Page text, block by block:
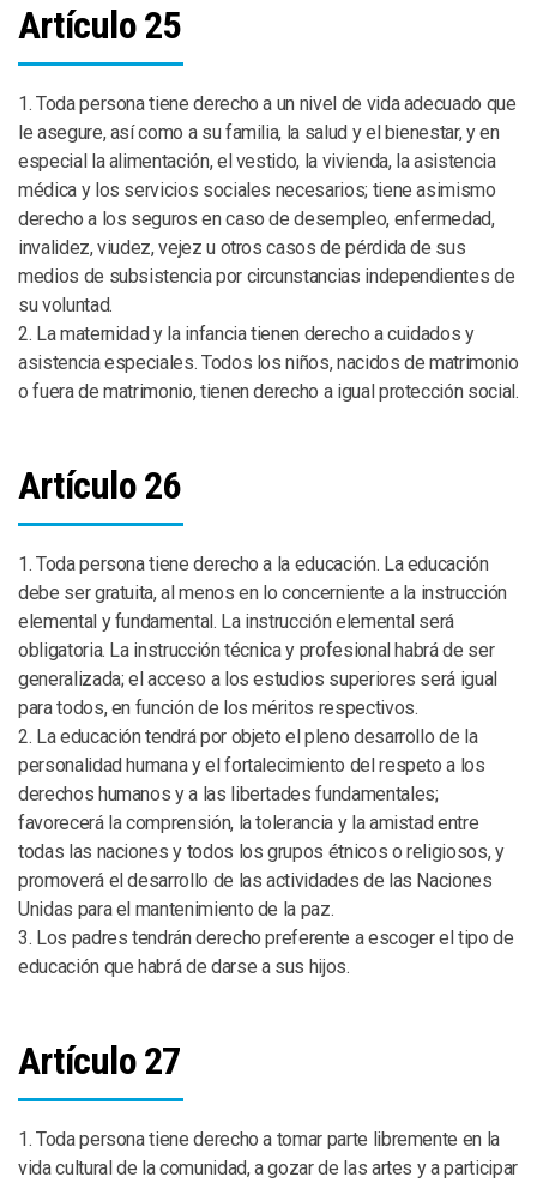
Artículo 25
1. Toda persona tiene derecho a un nivel de vida adecuado que
le asegure, así como a su familia, la salud y el bienestar, y en
especial la alimentación, el vestido, la vivienda, la asistencia
médica y los servicios sociales necesarios; tiene asimismo
derecho a los seguros en caso de desempleo, enfermedad,
invalidez, viudez, vejez u otros casos de pérdida de sus
medios de subsistencia por circunstancias independientes de
su voluntad.
2. La maternidad y la infancia tienen derecho a cuidados y
asistencia especiales. Todos los niños, nacidos de matrimonio
o fuera de matrimonio, tienen derecho a igual protección social.
Artículo 26
1. Toda persona tiene derecho a la educación. La educación
debe ser gratuita, al menos en lo concerniente a la instrucción
elemental y fundamental. La instrucción elemental será
obligatoria. La instrucción técnica y profesional habrá de ser
generalizada; el acceso a los estudios superiores será igual
para todos, en función de los méritos respectivos.
2. La educación tendrá por objeto el pleno desarrollo de la
personalidad humana y el fortalecimiento del respeto a los
derechos humanos y a las libertades fundamentales;
favorecerá la comprensión, la tolerancia y la amistad entre
todas las naciones y todos los grupos étnicos o religiosos, y
promoverá el desarrollo de las actividades de las Naciones
Unidas para el mantenimiento de la paz.
3. Los padres tendrán derecho preferente a escoger el tipo de
educación que habrá de darse a sus hijos.
Artículo 27
1. Toda persona tiene derecho a tomar parte libremente en la
vida cultural de la comunidad, a gozar de las artes y a participar